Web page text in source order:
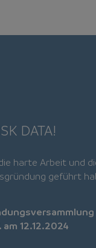
DATA!
harte Arbeit und
geführt
12.12.2024